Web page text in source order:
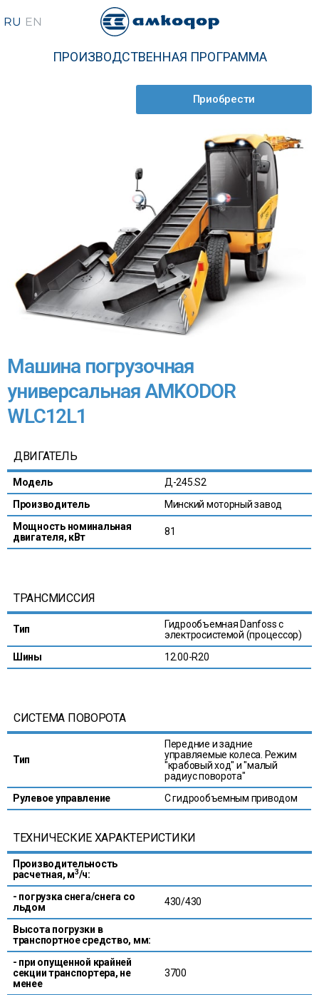
ПРОИЗВОДСТВЕННАЯ ПРОГРАММА
Приобрести
Машина погрузочная
универсальная AMKODOR
WLC12L1
ДВИГАТЕЛЬ
Модель
Д-245.S2
Производитель
Минский моторный завод
Мощность номинальная
двигателя, кВт
81
ТРАНСМИССИЯ
Тип
Гидрообъемная Danfoss с
электросистемой (процессор)
Шины
12.00-R20
СИСТЕМА ПОВОРОТА
Тип
Передние и задние
управляемые колеса. Режим
"крабовый ход" и "малый
радиус поворота"
Рулевое управление
С гидрообъемным приводом
ТЕХНИЧЕСКИЕ ХАРАКТЕРИСТИКИ
Производительность
расчетная, м3/ч:
- погрузка снега/снега со
льдом
430/430
Высота погрузки в
транспортное средство, мм:
- при опущенной крайней
секции транспортера, не
менее
3700